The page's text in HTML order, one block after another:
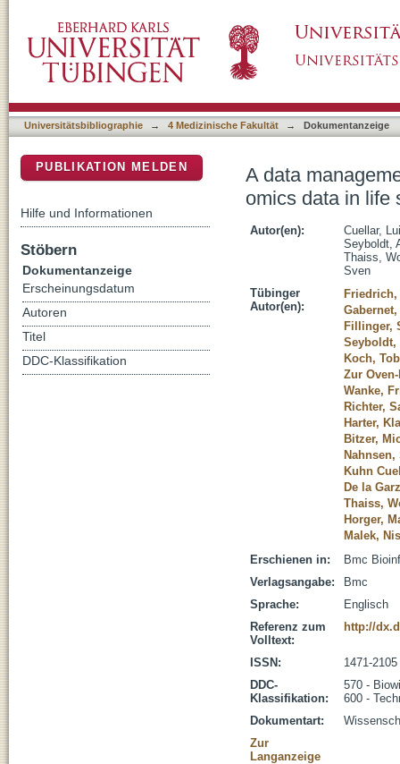
Universitätsbibliographie → 4 Medizinische Fakultät → Dokumentanzeige
A data
omics data in life
Autor(en):
Cuellar,
Seyboldt,
Thaiss,
Sven
Tübinger
Autor(en):
Fillinger,
Seyboldt,
Koch,
Zur
Wanke,
Richter,
Harter,
Bitzer,
Nahnsen,
Kuhn
De la
Thaiss,
Horger,
Malek,
Erschienen in:
Bmc
Verlagsangabe:
Bmc
Sprache:
Englisch
Referenz zum
Volltext:
http://
ISSN:
1471-2105
DDC-
Klassifikation:
570 -
600 -
Dokumentart:
Zur
Langanzeige
PUBLIKATION MELDEN
Hilfe und Informationen
Stöbern
Dokumentanzeige
Erscheinungsdatum
Autoren
Titel
DDC-Klassifikation